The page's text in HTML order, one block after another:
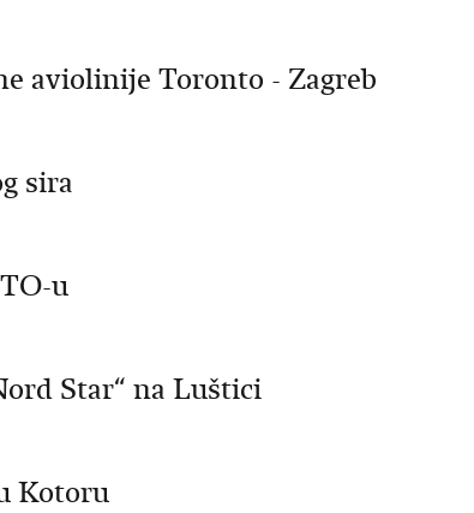
aviolinije Toronto - Zagreb
sira
u
Star“ na Luštici
Kotoru